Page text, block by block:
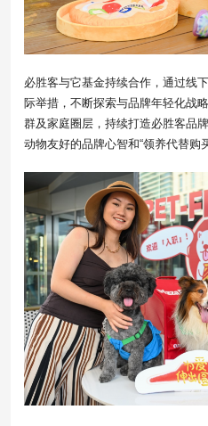
必胜客与它基金持续合作，通过线
际举措，不断探索与品牌年轻化战
群及家庭圈层，持续打造必胜客品
动物友好的品牌心智和“领养代替购